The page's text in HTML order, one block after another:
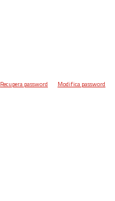
Recupera password Modifica password